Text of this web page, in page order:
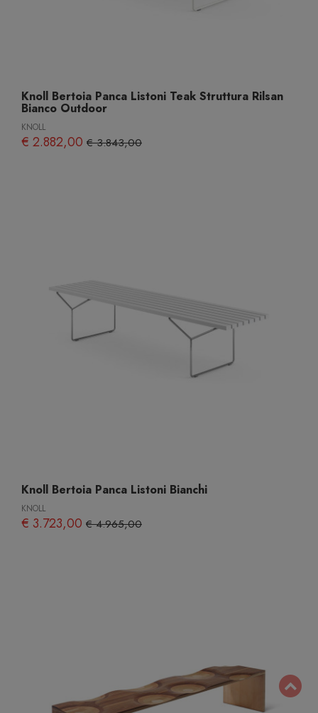
Knoll Bertoia Panca Listoni Teak Struttura Rilsan
Bianco Outdoor
KNOLL
€ 2.882,00 € 3.843,00
Knoll Bertoia Panca Listoni Bianchi
KNOLL
€ 3.723,00 € 4.965,00